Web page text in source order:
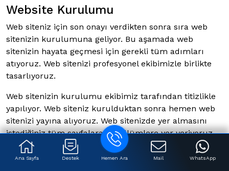
Website Kurulumu
Web siteniz için son onayı verdikten sonra sıra web
sitenizin kurulumuna geliyor. Bu aşamada web
sitenizin hayata geçmesi için gerekli tüm adımları
atıyoruz. Web sitenizi profesyonel ekibimizle birlikte
tasarlıyoruz.
Web sitenizin kurulumu ekibimiz tarafından titizlikle
yapılıyor. Web siteniz kurulduktan sonra hemen web
sitenizi yayına alıyoruz. Web sitenizde yer almasını
istediğiniz tüm sayfalara ve bölümlere yer veriyoruz.
Yayın Sonrası Kontroller
Ana Sayfa Destek Hemen Ara Mail WhatsApp